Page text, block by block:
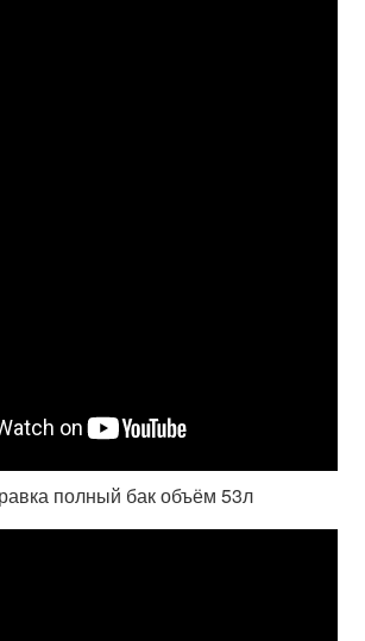
полный бак объём 53л